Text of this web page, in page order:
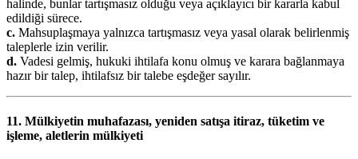
halinde, bunlar tartışmasız olduğu veya açıklayıcı bir kararla kabul
edildiği sürece.
c. Mahsuplaşmaya yalnızca tartışmasız veya yasal olarak belirlenmiş
taleplerle izin verilir.
d. Vadesi gelmiş, hukuki ihtilafa konu olmuş ve karara bağlanmaya
hazır bir talep, ihtilafsız bir talebe eşdeğer sayılır.
11. Mülkiyetin muhafazası, yeniden satışa itiraz, tüketim ve
işleme, aletlerin mülkiyeti